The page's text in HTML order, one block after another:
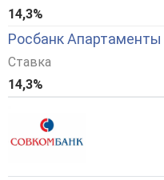
14,3%
Росбанк Апартаменты
Ставка
14,3%